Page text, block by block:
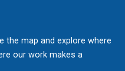
the map and explore where
our work makes a